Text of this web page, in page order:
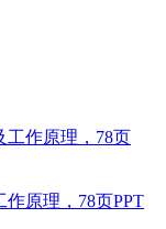
原理，78页PPT